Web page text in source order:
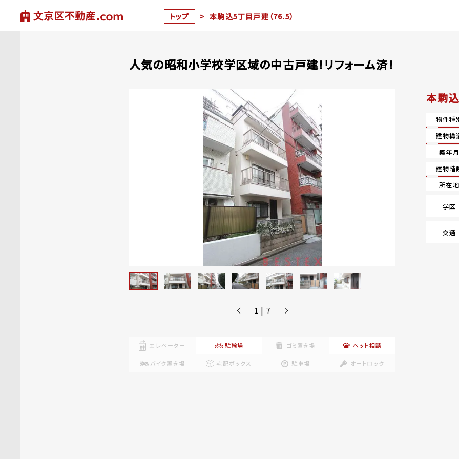
トップ > 本駒込5丁目戸建（76.5）
人気の昭和小学校学区域の中古戸建！リフォーム済！
1 | 7
エレベーター 駐輪場 ゴミ置き場 ペット相談
バイク置き場 宅配ボックス 駐車場 オートロック
本駒
物件種
建物構
築年月
建物階
所在地
学区
交通